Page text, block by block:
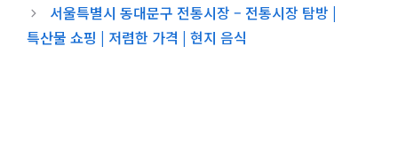
서울특별시 동대문구 전통시장 – 전통시장 탐방 |
특산물 쇼핑 | 저렴한 가격 | 현지 음식